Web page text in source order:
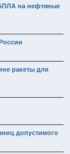
на нефтяные
ракеты для
допустимого